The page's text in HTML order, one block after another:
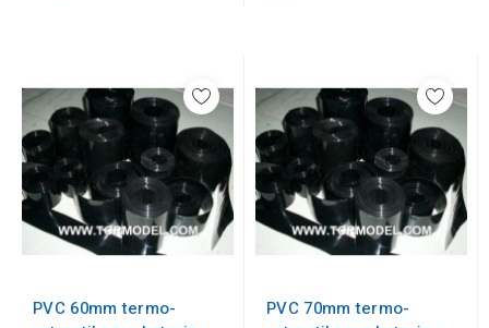
PVC 60mm termo-
PVC 70mm termo-